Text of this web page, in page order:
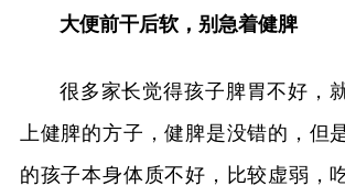
大便前干后软，别急着健脾
很多家长觉得孩子脾胃不好，
上健脾的方子，健脾是没错的，但
的孩子本身体质不好，比较虚弱，